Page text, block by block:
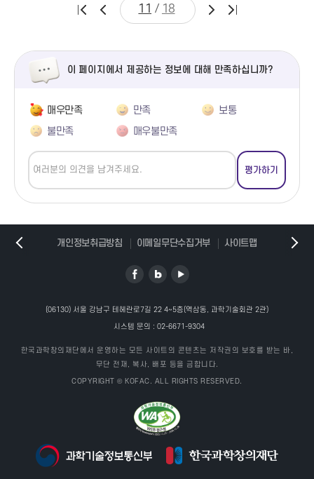
11 / 18
이 페이지에서 제공하는 정보에 대해 만족하십니까?
매우만족 만족
보통
불만족
매우불만족
개인정보취급방침 이메일무단수집거부 사이트맵
(06130) 서울 강남구 테헤란로7길 22 4~5층(역삼동, 과학기술회관 2관)
시스템 문의 : 02-6671-9304
한국과학창의재단에서 운영하는 모든 사이트의 콘텐츠는 저작권의 보호를 받는 바,
무단 전재, 복사, 배포 등을 금합니다.
COPYRIGHT © KOFAC. ALL RIGHTS RESERVED.